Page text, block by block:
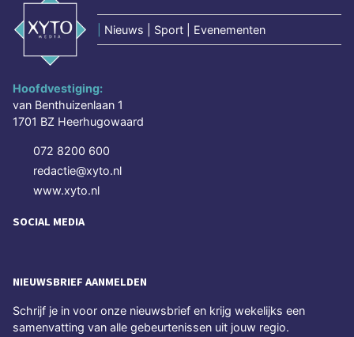
Nieuws | Sport | Evenementen
Hoofdvestiging:
van Benthuizenlaan 1
1701 BZ Heerhugowaard
072 8200 600
redactie@xyto.nl
www.xyto.nl
SOCIAL MEDIA
NIEUWSBRIEF AANMELDEN
Schrijf je in voor onze nieuwsbrief en krijg wekelijks een
samenvatting van alle gebeurtenissen uit jouw regio.